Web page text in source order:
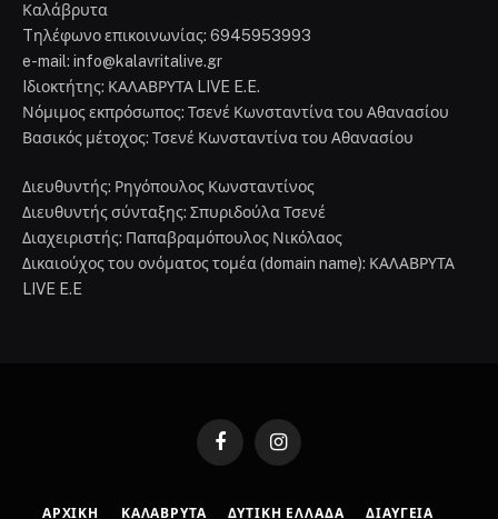
Καλάβρυτα
Tηλέφωνο επικοινωνίας: 6945953993
e-mail: info@kalavritalive.gr
Iδιοκτήτης: ΚΑΛΑΒΡΥΤΑ LIVE E.E.
Νόμιμος εκπρόσωπος: Τσενέ Κωνσταντίνα του Αθανασίου
Βασικός μέτοχος: Τσενέ Κωνσταντίνα του Αθανασίου
Διευθυντής: Ρηγόπουλος Κωνσταντίνος
Διευθυντής σύνταξης: Σπυριδούλα Τσενέ
Διαχειριστής: Παπαβραμόπουλος Νικόλαος
Δικαιούχος του ονόματος τομέα (domain name): ΚΑΛΑΒΡΥΤΑ
LIVE E.E
FacebookInstagram
ΑΡΧΙΚΉ ΚΑΛΆΒΡΥΤΑ ΔΥΤΙΚΉ ΕΛΛΆΔΑ ΔΙΑΎΓΕΙΑ